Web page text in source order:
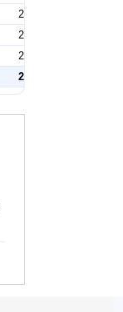
2
2
2
2
3
3
—